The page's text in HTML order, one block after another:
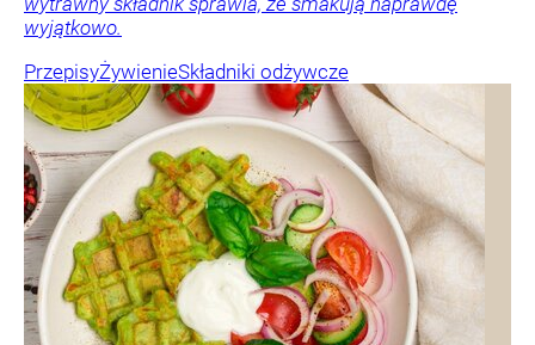
wyjątkowo.
PrzepisyŻywienieSkładniki odżywcze